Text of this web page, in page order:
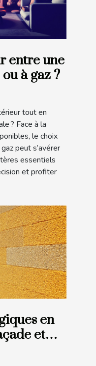
entre une
à gaz ?
tout en
? Face à la
le choix
peut s’avérer
essentiels
et profiter
en
et